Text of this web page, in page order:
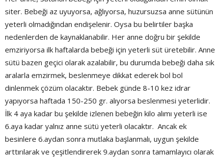
siter. Bebeği az uyuyorsa, ağlıyorsa, huzursuzsa anne sütünün
yeterli olmadığından endişelenir. Oysa bu belirtiler başka
nedenlerden de kaynaklanabilir. Her anne doğru bir şekilde
emziriyorsa ilk haftalarda bebeği için yeterli süt üretebilir. Anne
sütü bazen geçici olarak azalabilir, bu durumda bebeği daha sık
aralarla emzirmek, beslenmeye dikkat ederek bol bol
dinlenmek çözüm olacaktır. Bebek günde 8-10 kez idrar
yapıyorsa haftada 150-250 gr. alıyorsa beslenmesi yeterlidir.
İlk 4 aya kadar bu şekilde izlenen bebeğin kilo alımı yeterli ise
6.aya kadar yalnız anne sütü yeterli olacaktır. Ancak ek
besinlere 6.aydan sonra mutlaka başlanmalı, uygun şekilde
arttırılarak ve çeşitlendirerek 9.aydan sonra tamamlayıcı olarak